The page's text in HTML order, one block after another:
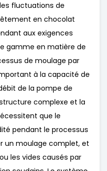
fluctuations de
en chocolat
aux exigences
gamme en matière de
de moulage par
à la capacité de
de la pompe de
complexe et la
que le
pendant le processus
un moulage complet, et
les vides causés par